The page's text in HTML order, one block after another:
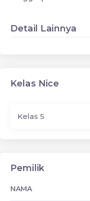
Detail Lainnya
Kelas Nice
Kelas 5
Pemilik
NAMA